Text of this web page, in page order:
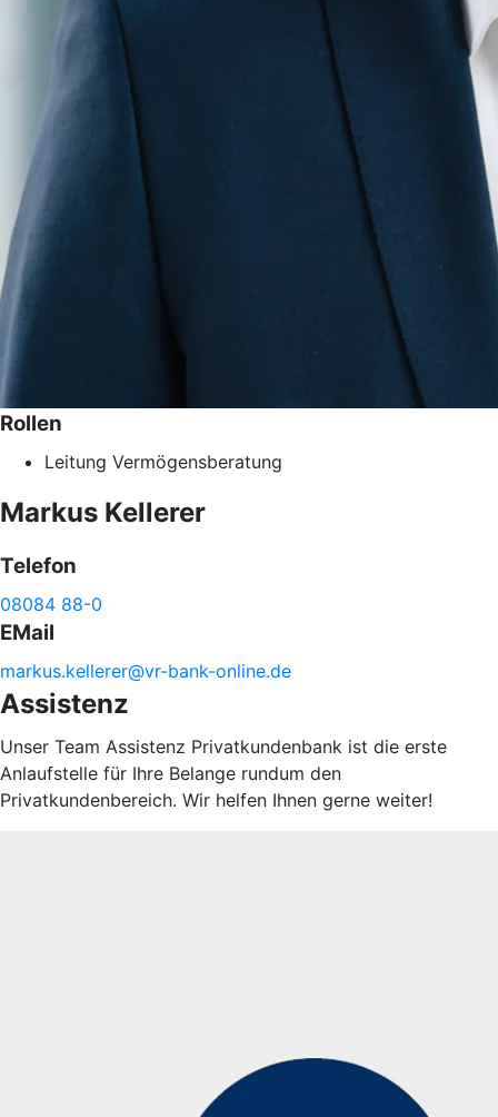
Rollen
Leitung Vermögensberatung
Markus Kellerer
Telefon
08084 88-0
EMail
markus.kellerer@vr-bank-online.de
Assistenz
Unser Team Assistenz Privatkundenbank ist die erste
Anlaufstelle für Ihre Belange rundum den
Privatkundenbereich. Wir helfen Ihnen gerne weiter!